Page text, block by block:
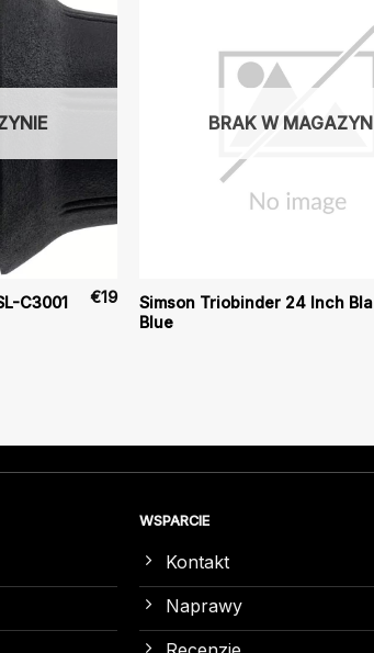
C3001
€19
BRAK W
Simson Triobinder 24 Inch
Blue
WSPARCIE
Kontakt
Naprawy